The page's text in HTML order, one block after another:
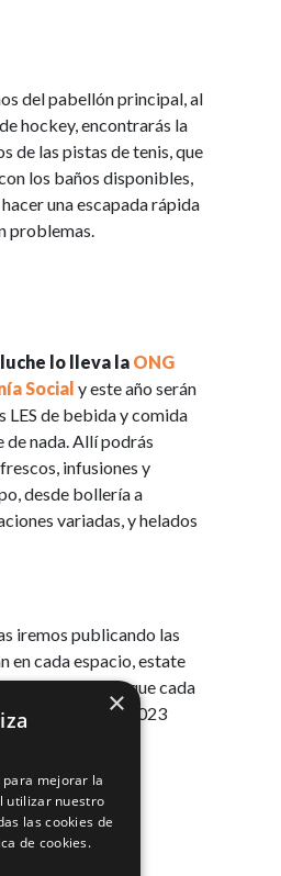
del pabellón principal, al
hockey, encontrarás la
de las pistas de tenis, que
los baños disponibles,
una escapada rápida
problemas.
lo lleva la ONG
Social y este año serán
LES de bebida y comida
de nada. Allí podrás
infusiones y
desde bollería a
variadas, y helados
iremos publicando las
en cada espacio, estate
sociales, porque cada
estas las LES 2023
×
para mejorar la
utilizar nuestro
las cookies de
de cookies.